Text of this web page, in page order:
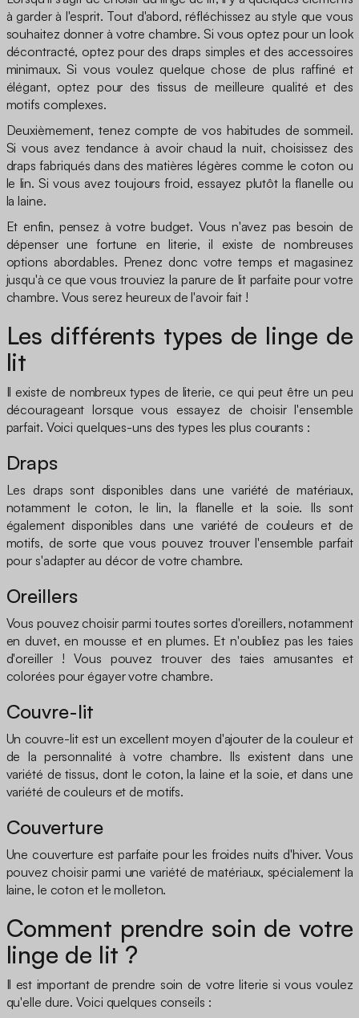
à garder à l'esprit. Tout d'abord, réfléchissez au style que vous
souhaitez donner à votre chambre. Si vous optez pour un look
décontracté, optez pour des draps simples et des accessoires
minimaux. Si vous voulez quelque chose de plus raffiné et
élégant, optez pour des tissus de meilleure qualité et des
motifs complexes.
Deuxièmement, tenez compte de vos habitudes de sommeil.
Si vous avez tendance à avoir chaud la nuit, choisissez des
draps fabriqués dans des matières légères comme le coton ou
le lin. Si vous avez toujours froid, essayez plutôt la flanelle ou
la laine.
Et enfin, pensez à votre budget. Vous n'avez pas besoin de
dépenser une fortune en literie, il existe de nombreuses
options abordables. Prenez donc votre temps et magasinez
jusqu'à ce que vous trouviez la parure de lit parfaite pour votre
chambre. Vous serez heureux de l'avoir fait !
Les différents types de linge de
lit
Il existe de nombreux types de literie, ce qui peut être un peu
décourageant lorsque vous essayez de choisir l'ensemble
parfait. Voici quelques-uns des types les plus courants :
Draps
Les draps sont disponibles dans une variété de matériaux,
notamment le coton, le lin, la flanelle et la soie. Ils sont
également disponibles dans une variété de couleurs et de
motifs, de sorte que vous pouvez trouver l'ensemble parfait
pour s'adapter au décor de votre chambre.
Oreillers
Vous pouvez choisir parmi toutes sortes d'oreillers, notamment
en duvet, en mousse et en plumes. Et n'oubliez pas les taies
d'oreiller ! Vous pouvez trouver des taies amusantes et
colorées pour égayer votre chambre.
Couvre-lit
Un couvre-lit est un excellent moyen d'ajouter de la couleur et
de la personnalité à votre chambre. Ils existent dans une
variété de tissus, dont le coton, la laine et la soie, et dans une
variété de couleurs et de motifs.
Couverture
Une couverture est parfaite pour les froides nuits d'hiver. Vous
pouvez choisir parmi une variété de matériaux, spécialement la
laine, le coton et le molleton.
Comment prendre soin de votre
linge de lit ?
Il est important de prendre soin de votre literie si vous voulez
qu'elle dure. Voici quelques conseils :